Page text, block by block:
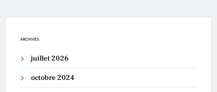
ARCHIVES
juillet 2026
octobre 2024